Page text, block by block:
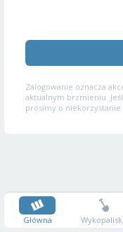
Zalogowanie oznacza
aktualnym brzmieniu.
prosimy o niekorzystanie
Główna